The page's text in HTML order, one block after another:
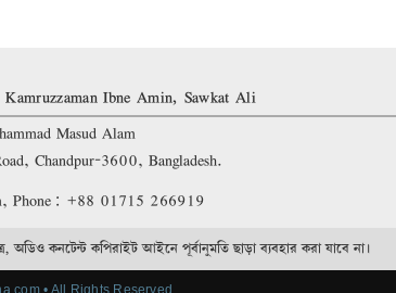
Ibne Amin, Sawkat Ali
Masud Alam
Chandpur-3600, Bangladesh.
Phone: +88 01715 266919
অডিও কনটেন্ট কপিরাইট আইনে পূর্বানুমতি ছাড়া ব্যবহার করা যাবে না।
• All Rights Reserved